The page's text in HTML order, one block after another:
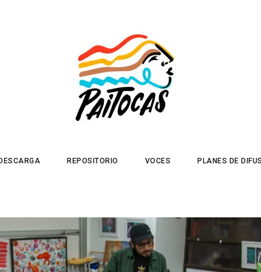
DESCARGA REPOSITORIO VOCES PLANES DE